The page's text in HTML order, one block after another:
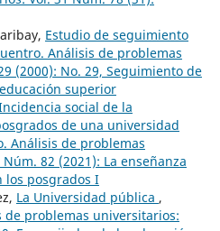
Estudio de seguimiento
Análisis de problemas
(2000): No. 29, Seguimiento de
superior
social de la
de una universidad
Análisis de problemas
82 (2021): La enseñanza
los posgrados I
La Universidad pública ,
de problemas universitarios: